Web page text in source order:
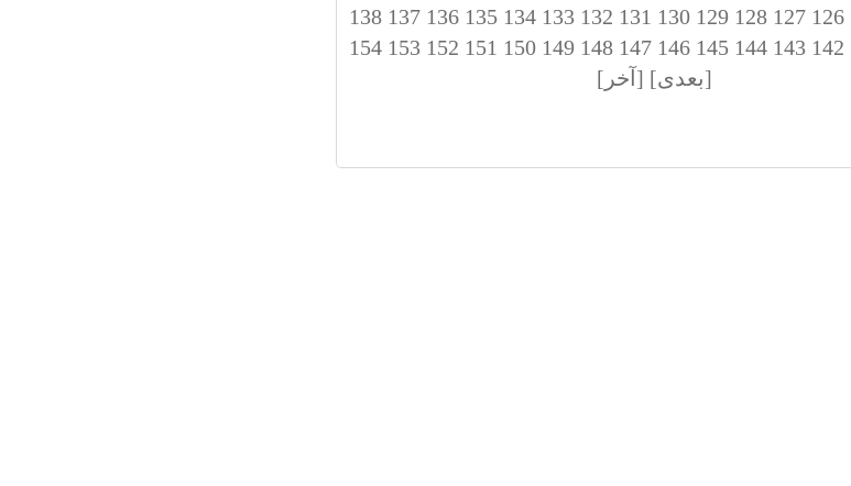
126
127
128
129
130
131
132
133
134
135
136
137
138
142
143
144
145
146
147
148
149
150
151
152
153
154
[بعدی] [آخر]